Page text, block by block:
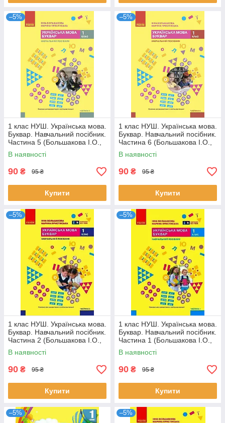
–5%
1 клас НУШ. Українська мова.
Буквар. Навчальний посібник.
Частина 5 (Большакова І.О.,
Пристінська М.С.), Ранок
В наявності
90 ₴ 95 ₴
Купити
–5%
1 клас НУШ. Українська мова.
Буквар. Навчальний посібник.
Частина 6 (Большакова І.О.,
Пристінська М.С.), Ранок
В наявності
90 ₴ 95 ₴
Купити
–5%
1 клас НУШ. Українська мова.
Буквар. Навчальний посібник.
Частина 2 (Большакова І.О.,
Пристінська М.С.), Ранок
В наявності
90 ₴ 95 ₴
Купити
–5%
1 клас НУШ. Українська мова.
Буквар. Навчальний посібник.
Частина 1 (Большакова І.О.,
Пристінська М.С.), Ранок
В наявності
90 ₴ 95 ₴
Купити
–5% –5%